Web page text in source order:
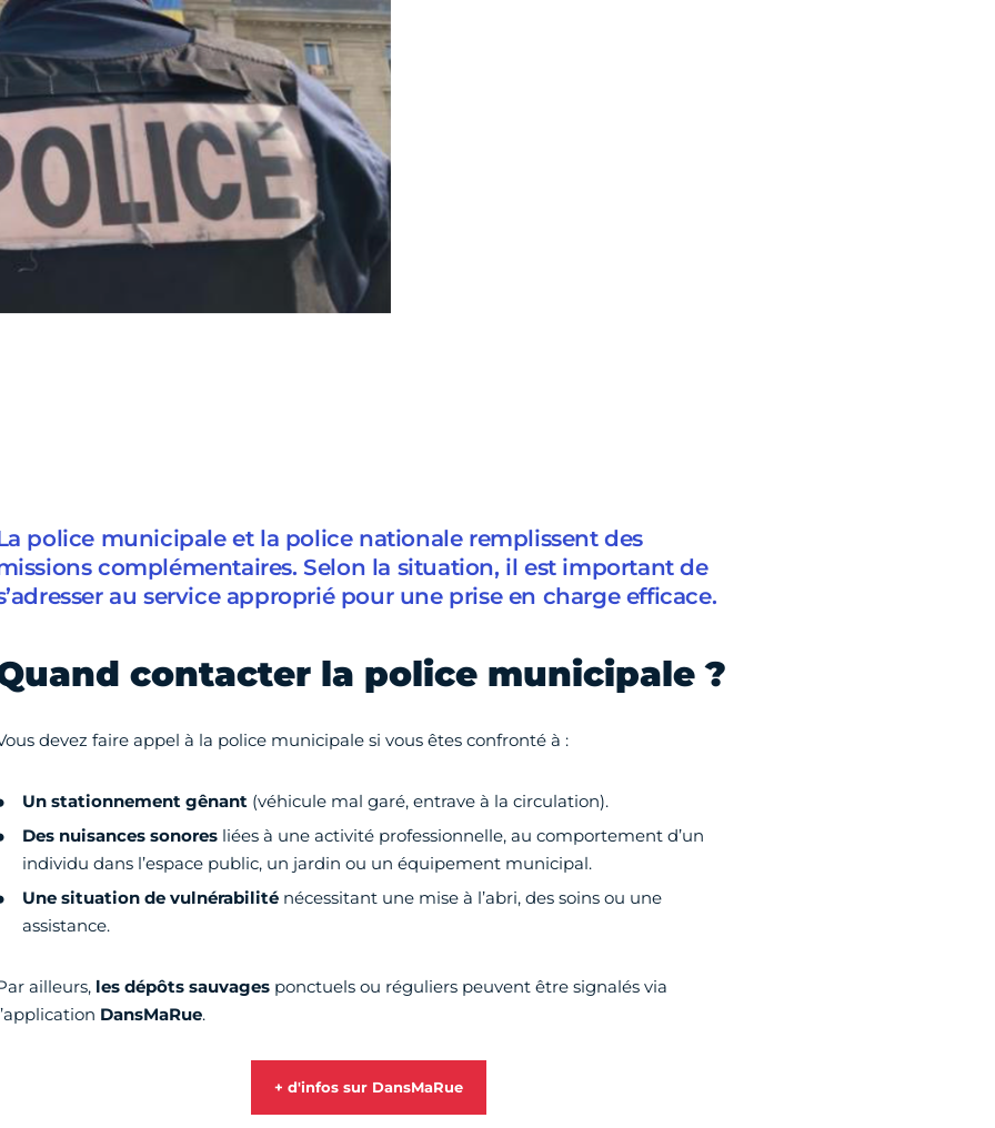
police municipale et la police nationale remplissent des
complémentaires. Selon la situation, il est important de
au service approprié pour une prise en charge efficace.
contacter la police municipale ?
devez faire appel à la police municipale si vous êtes confronté à :
Un stationnement gênant (véhicule mal garé, entrave à la circulation).
Des nuisances sonoresliées à une activité professionnelle, au comportement d’un
individu dans l’espace public, un jardin ou un équipement municipal.
Une situation de vulnérabiliténécessitant une mise à l’abri, des soins ou une
assistance.
ailleurs, les dépôts sauvagesponctuels ou réguliers peuvent être signalés via
DansMaRue.
+ d'infos sur DansMaRue